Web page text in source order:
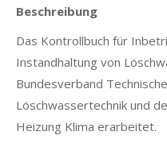
Beschreibung
Das Kontrollbuch für
Instandhaltung von
Bundesverband
Löschwassertechnik und
Heizung Klima erarbeitet.